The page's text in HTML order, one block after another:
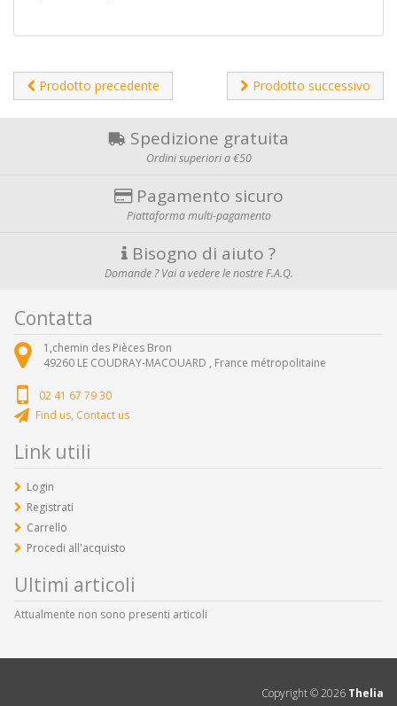
Prodotto precedente Prodotto successivo
Spedizione gratuita
Ordini superiori a €50
Pagamento sicuro
Piattaforma multi-pagamento
Bisogno di aiuto ?
Domande ? Vai a vedere le nostre F.A.Q.
Contatta
1,chemin des Pièces Bron
49260 LE COUDRAY-MACOUARD , France métropolitaine
02 41 67 79 30
Find us, Contact us
Link utili
Login
Registrati
Carrello
Procedi all'acquisto
Ultimi articoli
Attualmente non sono presenti articoli
Copyright ©2026 Thelia